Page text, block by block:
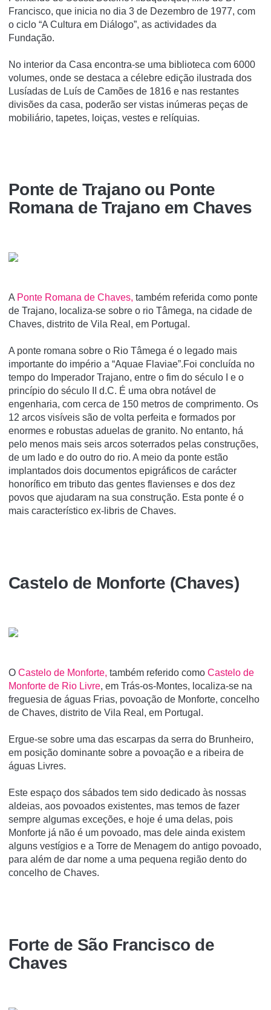
Francisco, que inicia no dia 3 de Dezembro de 1977, com
o ciclo “A Cultura em Diálogo”, as actividades da
Fundação.
No interior da Casa encontra-se uma biblioteca com 6000
volumes, onde se destaca a célebre edição ilustrada dos
Lusí­adas de Luí­s de Camões de 1816 e nas restantes
divisões da casa, poderão ser vistas inúmeras peças de
mobiliário, tapetes, loiças, vestes e relí­quias.
Ponte de Trajano ou Ponte
Romana de Trajano em Chaves
A Ponte Romana de Chaves, também referida como ponte
de Trajano, localiza-se sobre o rio Tâmega, na cidade de
Chaves, distrito de Vila Real, em Portugal.
A ponte romana sobre o Rio Tâmega é o legado mais
importante do império a “Aquae Flaviae”.Foi concluída no
tempo do Imperador Trajano, entre o fim do século I e o
princípio do século II d.C. É uma obra notável de
engenharia, com cerca de 150 metros de comprimento. Os
12 arcos visíveis são de volta perfeita e formados por
enormes e robustas aduelas de granito. No entanto, há
pelo menos mais seis arcos soterrados pelas construções,
de um lado e do outro do rio. A meio da ponte estão
implantados dois documentos epigráficos de carácter
honorífico em tributo das gentes flavienses e dos dez
povos que ajudaram na sua construção. Esta ponte é o
mais característico ex-libris de Chaves.
Castelo de Monforte (Chaves)
O Castelo de Monforte, também referido como Castelo de
Monforte de Rio Livre, em Trás-os-Montes, localiza-se na
freguesia de águas Frias, povoação de Monforte, concelho
de Chaves, distrito de Vila Real, em Portugal.
Ergue-se sobre uma das escarpas da serra do Brunheiro,
em posição dominante sobre a povoação e a ribeira de
águas Livres.
Este espaço dos sábados tem sido dedicado às nossas
aldeias, aos povoados existentes, mas temos de fazer
sempre algumas exceções, e hoje é uma delas, pois
Monforte já não é um povoado, mas dele ainda existem
alguns vestígios e a Torre de Menagem do antigo povoado,
para além de dar nome a uma pequena região dento do
concelho de Chaves.
Forte de São Francisco de
Chaves